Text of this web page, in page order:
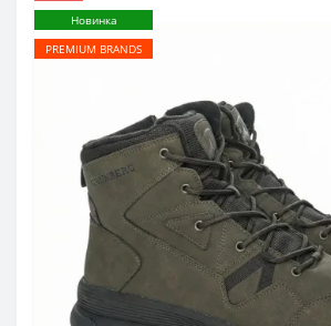
Новинка
PREMIUM BRANDS